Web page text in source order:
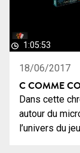
1:05:53
18/06/2017
C COMME
Dans cette
autour du
l’univers du